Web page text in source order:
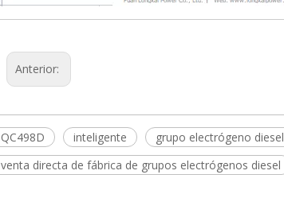
Anterior:
QC498D inteligente grupo electrógeno diesel
venta directa de fábrica de grupos electrógenos diesel